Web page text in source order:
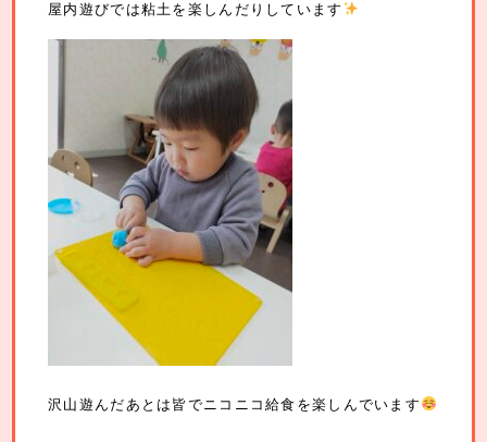
屋内遊びでは粘土を楽しんだりしています
沢山遊んだあとは皆でニコニコ給食を楽しんでいます